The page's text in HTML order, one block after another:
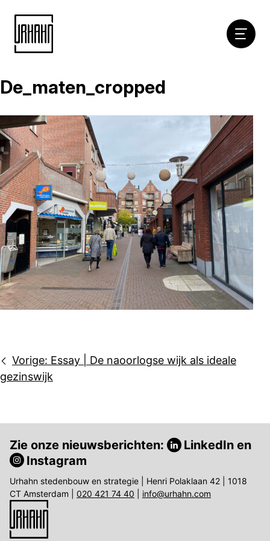
Naar
inhoud
De_maten_cropped
Bericht
navigatie
Vorige: Essay | De naoorlogse wijk als ideale
gezinswijk
Zie onze nieuwsberichten: LinkedIn en
Instagram
Urhahn stedenbouw en strategie | Henri Polaklaan 42 | 1018
CT Amsterdam | 020 421 74 40 info@urhahn.com